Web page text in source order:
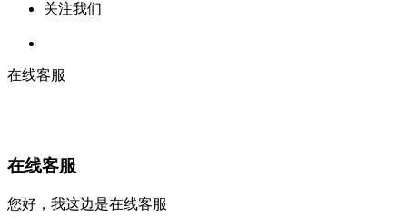
关注我们
在线客服
在线客服
您好，我这边是在线客服